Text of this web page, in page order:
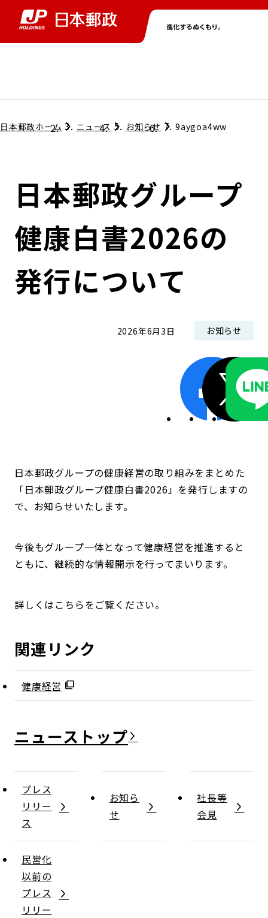
グループ情報トップ
コンプライアンス
ガバナンス
コンダクト向上の取組み
株主・投資家情報トップ
個人投資家のみなさまへ
株式情報
財務情報・IR資料
ニューストップ
サステナビリティトップ
担当役員メッセージ
サステナビリティマネジメント
持続可能な金融のフレームワーク
採用情報トップ
日本郵政ホーム ニュース お知らせ 9aygoa4ww
日本郵政グループ
健康白書2026の
発行について
2026年6月3日 お知らせ
日本郵政グループの健康経営の取り組みをまとめた
「日本郵政グループ健康白書2026」を発行しますの
で、お知らせいたします。
今後もグループ一体となって健康経営を推進すると
ともに、継続的な情報開示を行ってまいります。
詳しくはこちらをご覧ください。
関連リンク
健康経営
ニュース
プレス
リリー
ス
お知ら
せ
社長等
会見
民営化
以前の
プレス
リリー